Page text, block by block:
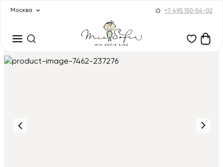
Москва +7 495 150-54-02